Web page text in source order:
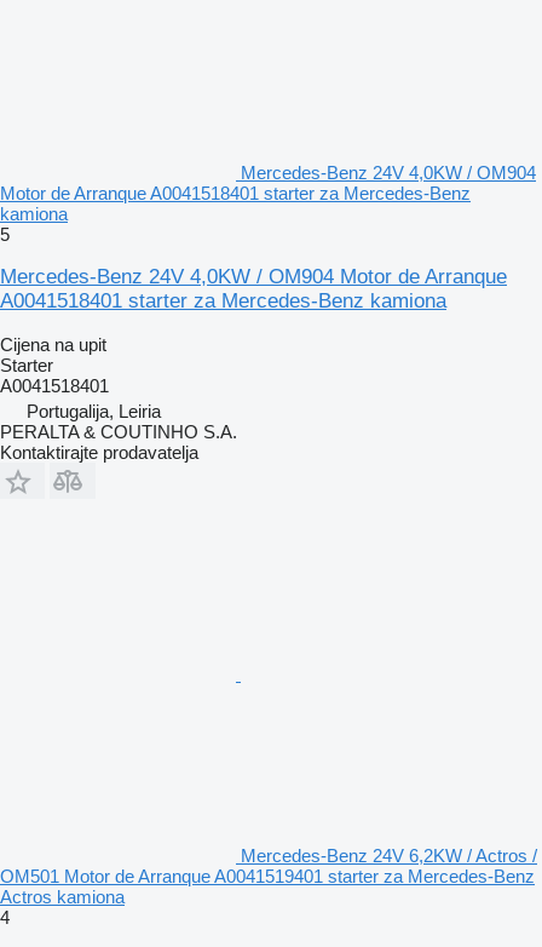
Mercedes-Benz 24V 4,0KW / OM904
Motor de Arranque A0041518401 starter za Mercedes-Benz
kamiona
5
Mercedes-Benz 24V 4,0KW / OM904 Motor de Arranque
A0041518401 starter za Mercedes-Benz kamiona
Cijena na upit
Starter
A0041518401
Portugalija, Leiria
PERALTA & COUTINHO S.A.
Kontaktirajte prodavatelja
Mercedes-Benz 24V 6,2KW / Actros /
OM501 Motor de Arranque A0041519401 starter za Mercedes-Benz
Actros kamiona
4